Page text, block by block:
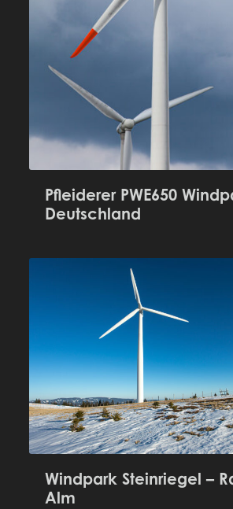
Pfleiderer PWE650
Deutschland
Windpark Steinriegel –
Alm